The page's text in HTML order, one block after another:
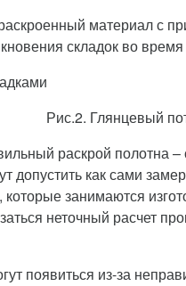
материал с
складок во
Рис.2. Глянцевый
раскрой полотна
допустить как сами
которые занимаются
неточный расчет
появиться из-за